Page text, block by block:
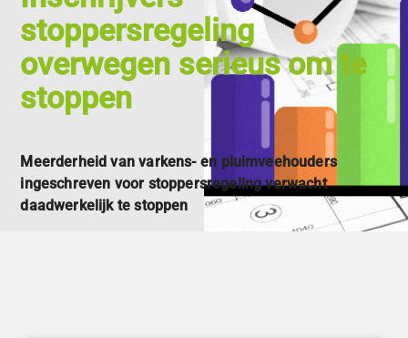
stoppersregeling
overwegen serieus om te
stoppen
Meerderheid van varkens- en pluimveehouders
ingeschreven voor stoppersregeling verwacht
daadwerkelijk te stoppen